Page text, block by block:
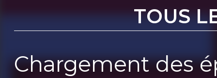
TOUS
Chargement des